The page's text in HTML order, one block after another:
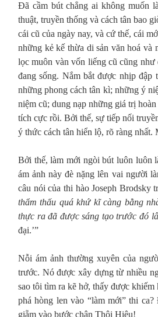
Đã cầm bút chẳng ai không muốn
thuật, truyền thống và cách tân bao
cái cũ của ngày nay, và cứ thế, cái
những kẻ kế thừa di sản văn hoá và
lọc muôn vàn vốn liếng cũ cũng như
đang sống. Nắm bắt được nhịp đập
những phong cách tân kì; những ý
niệm cũ; dung nạp những giá trị
tích cực rồi. Bởi thế, sự tiếp nối
ý thức cách tân hiển lộ, rõ ràng nhất.
Bởi thế, làm mới ngòi bút luôn luôn
ám ảnh này đè nặng lên vai người
câu nói của thi hào Joseph Brodsky
thẩm thấu quá khứ kĩ càng bằng
thực ra đã được sáng tạo trước đó
đại.’”
Nỗi ám ảnh thường xuyên của
trước. Nó được xây dựng từ nhiều
sao tôi tìm ra kẽ hở, thấy được
phá hòng len vào “làm mới” thi
giẵm vào bước chân Thôi Hiệu!